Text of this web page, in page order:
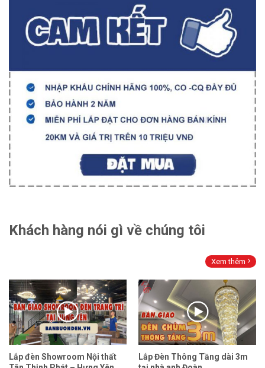
Khách hàng nói gì về chúng tôi
Xem thêm
Lắp đèn Showroom Nội thất
Lắp Đèn Thông Tầng dài 3m